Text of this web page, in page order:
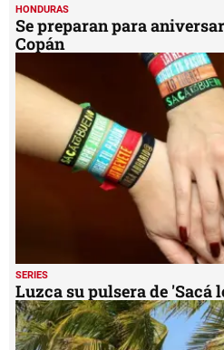
HONDURAS
Se preparan para
Copán
SERIES
Luzca su pulsera de 'Sacá